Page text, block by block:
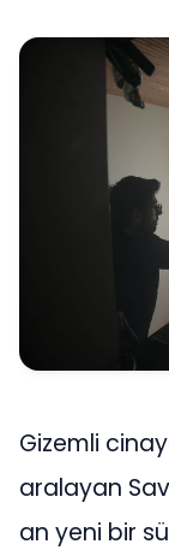
Gizemli
aralayan
an yeni bir